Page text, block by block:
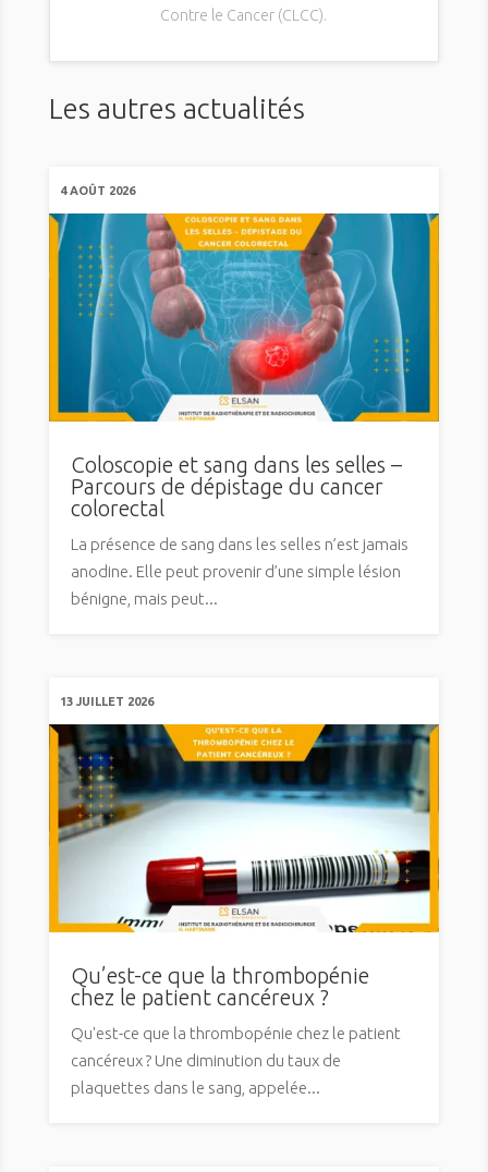
Contre le Cancer (CLCC).
Les autres actualités
4 AOÛT 2026
Coloscopie et sang dans les selles –
Parcours de dépistage du cancer
colorectal
La présence de sang dans les selles n’est jamais
anodine. Elle peut provenir d’une simple lésion
bénigne, mais peut...
13 JUILLET 2026
Qu’est-ce que la thrombopénie
chez le patient cancéreux ?
Qu'est-ce que la thrombopénie chez le patient
cancéreux ? Une diminution du taux de
plaquettes dans le sang, appelée...